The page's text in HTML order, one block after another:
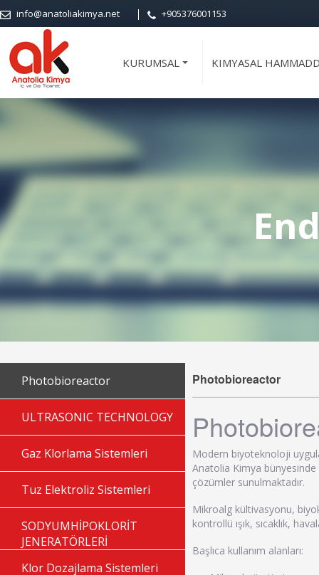
info@anatoliakimya.net +905376001153
KURUMSAL KIMYASAL
Photobioreactor
ULTRASONIC TECHNOLOGY
Gaz Klorlama Sistemleri
Tuz Elektroliz Sistemleri
SODYUMHİPOKLORİT
JENERATÖRLERİ
Klor Dozajlama Sistemleri
Photobioreactor
Modern biyoteknoloji
Anatolia Kimya
çözümler sunulmaktadır.
Mikroalg kültivasyonu,
kontrollü ışık, sıcaklık,
Başlıca kullanım alanları: